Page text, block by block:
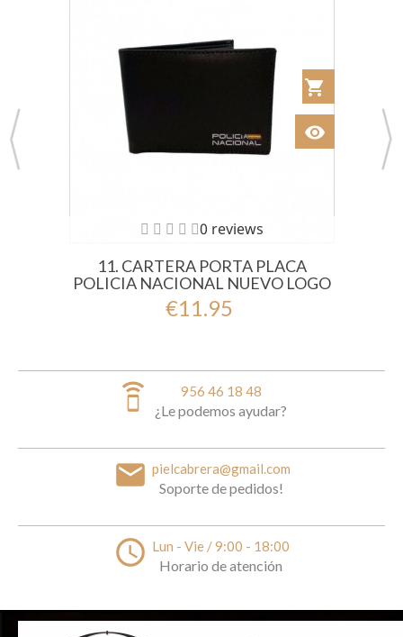
0 reviews
11. CARTERA PORTA PLACA
POLICIA NACIONAL NUEVO LOGO
€11.95
shopping_cart
visibility
speaker_phone 956 46 18 48
¿Le podemos ayudar?
email pielcabrera@gmail.com
Soporte de pedidos!
access_time Lun - Vie / 9:00 - 18:00
Horario de atención